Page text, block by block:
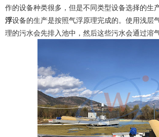
作的设备种类很多，但是不同类型设备选择的生
浮设备的生产是按照气浮原理完成的。使用浅层
理的污水会先排入池中，然后这些污水会通过溶